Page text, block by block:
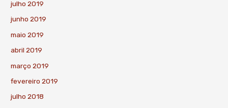
julho 2019
junho 2019
maio 2019
abril 2019
março 2019
fevereiro 2019
julho 2018